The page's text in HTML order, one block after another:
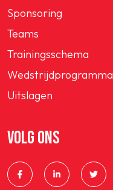
Sponsoring
Teams
Trainingsschema
Wedstrijdprogramma
Uitslagen
VOLG ONS